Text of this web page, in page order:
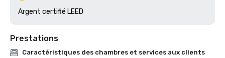
Argent certifié LEED
Prestations
Caractéristiques des chambres et services aux clients